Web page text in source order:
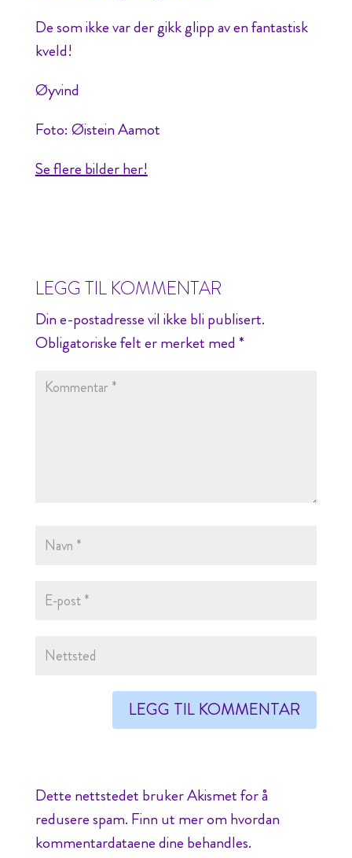
De som ikke var der gikk glipp av en fantastisk
kveld!
Øyvind
Foto: Øistein Aamot
Se flere bilder her!
LEGG TIL KOMMENTAR
Din e-postadresse vil ikke bli publisert.
Obligatoriske felt er merket med*
Dette nettstedet bruker Akismet for å
redusere spam. Finn ut mer om hvordan
kommentardataene dine behandles.